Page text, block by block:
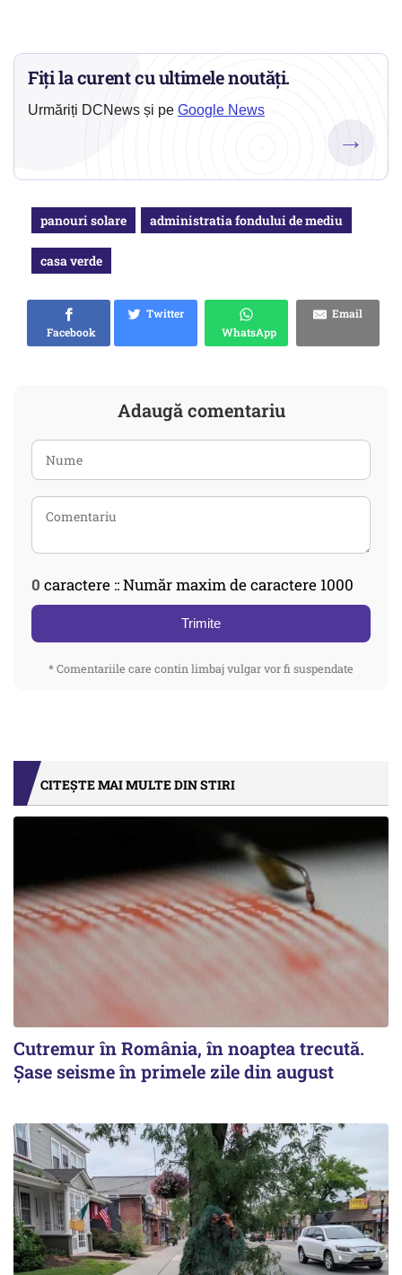
Fiți la curent cu ultimele noutăți.
Urmăriți DCNews și pe Google News
→
panouri solare administratia fondului de mediu
casa verde
Facebook
Twitter
WhatsApp
Email
Adaugă comentariu
0 caractere :: Număr maxim de caractere 1000
Trimite
* Comentariile care contin limbaj vulgar vor fi suspendate
CITEȘTE MAI MULTE DIN STIRI
Cutremur în România, în noaptea trecută.
Șase seisme în primele zile din august